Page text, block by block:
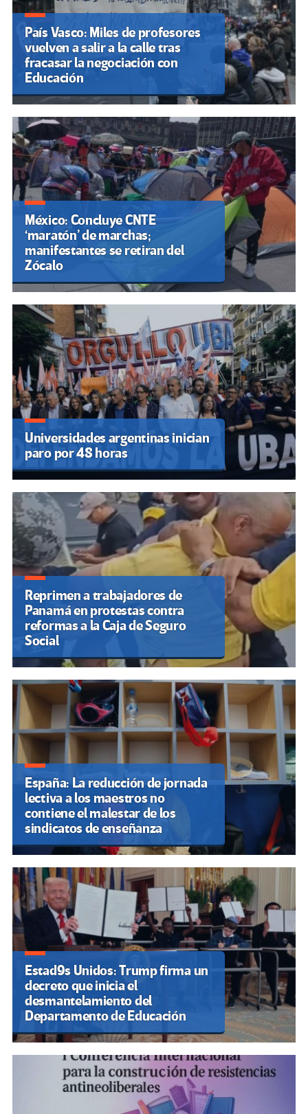
País Vasco: Miles de profesores
vuelven a salir a la calle tras
fracasar la negociación con
Educación
México: Concluye CNTE
‘maratón’ de marchas;
manifestantes se retiran del
Zócalo
Universidades argentinas inician
paro por 48 horas
Reprimen a trabajadores de
Panamá en protestas contra
reformas a la Caja de Seguro
Social
España: La reducción de jornada
lectiva a los maestros no
contiene el malestar de los
sindicatos de enseñanza
Estad9s Unidos: Trump firma un
decreto que inicia el
desmantelamiento del
Departamento de Educación